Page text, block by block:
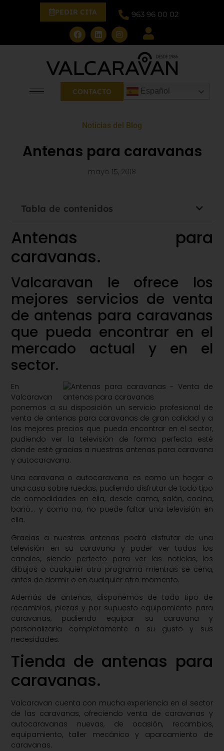
PEDIR CITA 963 96 00 02
CONTACTO Español
Noticias del Blog
Antenas para caravanas
mayo 15, 2018
Tabla de contenidos
Antenas para
caravanas.
Valcaravan le ofrece los
mejores servicios de venta
de antenas para caravanas
que pueda encontrar en el
mercado actual y en el
sector.
En
Valcaravan
ponemos a su disposición un servicio profesional de
venta de antenas para caravanas de gran calidad y a
los mejores precios que pueda encontrar en el sector,
pudiendo ver la televisión de forma perfecta esté
donde esté gracias a nuestras antenas para caravana
y autocaravana.
Una caravana o autocaravana es como un hogar o
una casa sobre ruedas, pudiendo disfrutar de todo tipo
de comodidades en ella, desde cama, salón, cocina,
baño… y como no, no puede faltar una televisión en
ella.
Gracias a nuestras antenas podrá disfrutar de una
televisión en su caravana y poder ver todos los
canales, siendo perfecto para ver las noticias, los
dibujos o cualquier otro programa mientras se cena,
antes de dormir o en cualquier otro momento.
Además de antenas, disponemos de todo tipo de
recambios, piezas y por supuesto equipamiento para
caravanas, pudiendo equipar su caravana y
personalizarla completamente a su gusto y sus
necesidades.
Tienda de antenas para
caravanas.
Valcaravan cuenta con mucha experiencia en el sector
de las caravanas, ofreciendo venta de caravanas y
autocaravanas nuevas, de ocasión, recambios,
equipamiento, taller mecánico y aparcamiento de
caravanas.